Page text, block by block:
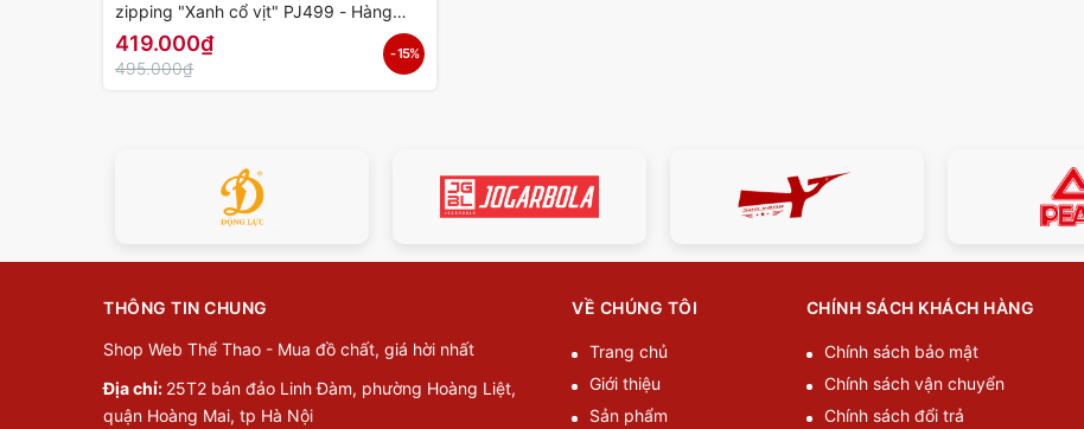
zipping "Xanh cổ vịt" PJ499 - Hàng
Chính Hãng
419.000₫
495.000₫
- 15%
THÔNG TIN CHUNG
Shop Web Thể Thao - Mua đồ chất, giá hời nhất
Địa chỉ: 25T2 bán đảo Linh Đàm, phường Hoàng Liệt,
quận Hoàng Mai, tp Hà Nội
VỀ CHÚNG TÔI
Trang chủ
Giới thiệu
Sản phẩm
CHÍNH SÁCH KHÁCH HÀNG
Chính sách bảo mật
Chính sách vận chuyển
Chính sách đổi trả